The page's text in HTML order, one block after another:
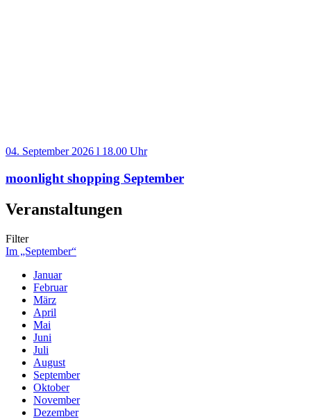
04. September 2026 l 18.00 Uhr
moonlight shopping September
Veranstaltungen
Filter
Im „September“
Januar
Februar
März
April
Mai
Juni
Juli
August
September
Oktober
November
Dezember